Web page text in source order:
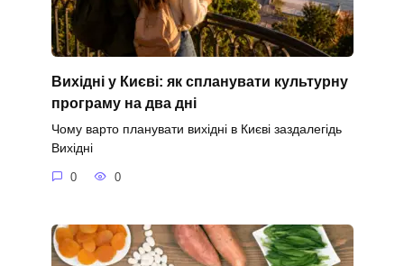
Вихідні у Києві: як спланувати культурну
програму на два дні
Чому варто планувати вихідні в Києві заздалегідь
Вихідні
0 0